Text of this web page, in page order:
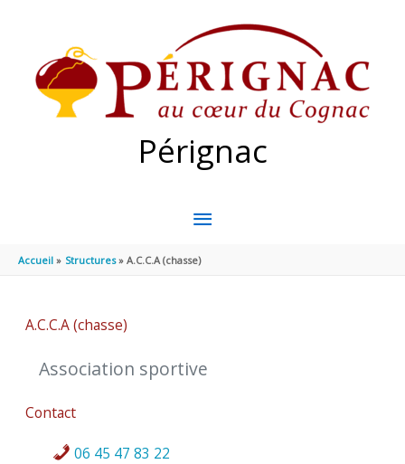
Pérignac
MENU
PRINCIPAL
Accueil Structures A.C.C.A (chasse)
A.C.C.A (chasse)
Association sportive
Contact
06 45 47 83 22